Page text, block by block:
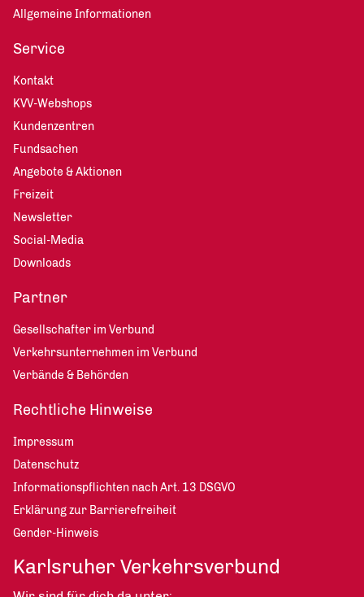
Allgemeine Informationen
Service
Kontakt
KVV-Webshops
Kundenzentren
Fundsachen
Angebote & Aktionen
Freizeit
Newsletter
Social-Media
Downloads
Partner
Gesellschafter im Verbund
Verkehrsunternehmen im Verbund
Verbände & Behörden
Rechtliche Hinweise
Impressum
Datenschutz
Informationspflichten nach Art. 13 DSGVO
Erklärung zur Barrierefreiheit
Gender-Hinweis
Karlsruher Verkehrsverbund